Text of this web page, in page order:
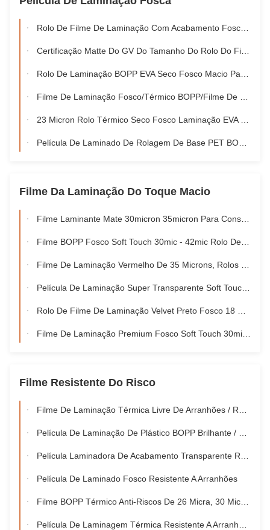
Rolo De Filme De Laminação Com Acabamento Fosco Térmico Para Hot Stamping / Spot UV
Certificação Matte Do GV ​​Do Tamanho Do Rolo Do Filme 500mm*3000m Da Laminação De 20micron
Rolo De Laminação BOPP EVA Seco Fosco Macio Para Laminação E Impressão
Filme De Laminação Fosco/Térmico BOPP/Filme De Laminação A Seco Para Papel Ou Plástico
23 Micron Rolo Térmico Seco Fosco Laminação EVA Cola Revestimento Eco Friendly
Película De Laminado De Rolagem De Base PET BOPP, Rolagem De Laminado Térmico Transparente De Extrusão Múltipla
Filme Da Laminação Do Toque Macio
Filme Laminante Mate 30micron 35micron Para Consumo De Embalagens De Luxo
Filme BOPP Fosco Soft Touch 30mic - 42mic Rolo De Laminação Fosca
Filme De Laminação Vermelho De 35 Microns, Rolos De Filme Mate, Material De Toque Suave E Ecológico
Película De Laminação Super Transparente Soft Touch Largura De Rolo De 180mm - 1000mm
Rolo De Filme De Laminação Velvet Preto Fosco 18 Mícron Toque Suave
Filme De Laminação Premium Fosco Soft Touch 30micras Para Laminação De Embalagens De Luxo
Filme Resistente Do Risco
Filme De Laminação Térmica Livre De Arranhões / Resistente A Arranhões Material BOPP
Película De Laminação De Plástico BOPP Brilhante / Fosco Resistente A Arranhões
Película Laminadora De Acabamento Transparente Resistente A Arranhões Térmicos Brilhante / Fosco Aprovação SGS
Película De Laminado Fosco Resistente A Arranhões
Filme BOPP Térmico Anti-Riscos De 26 Micra, 30 Micra, 36 Micra
Película De Laminagem Térmica Resistente A Arranhões